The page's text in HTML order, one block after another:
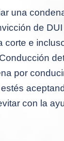
una
de
e
por
con la